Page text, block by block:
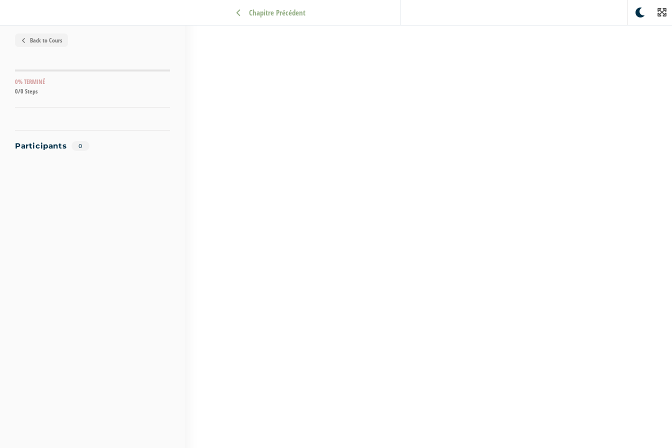
Back to Cours
0% TERMINÉ
0/0 Steps
Participants 0
Chapitre Précédent